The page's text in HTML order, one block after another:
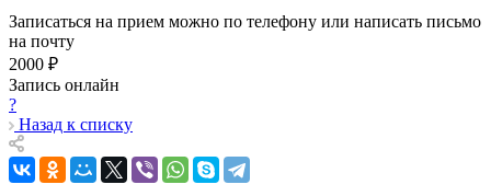
Записаться на прием можно по телефону или написать письмо
на почту
2000 ₽
Запись онлайн
?
Назад к списку